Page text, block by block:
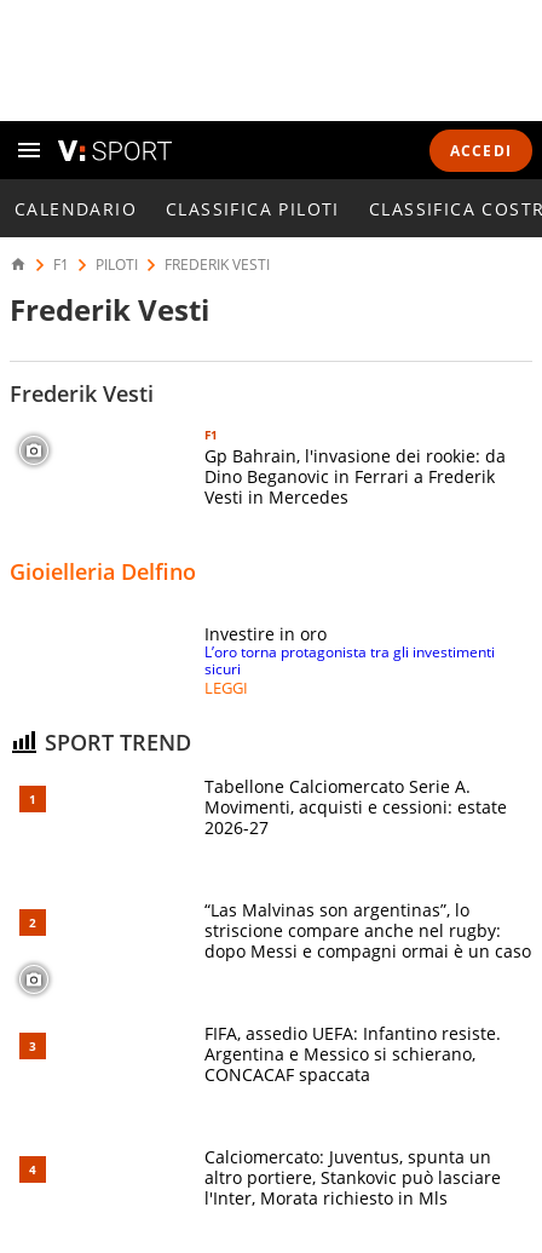
ACCEDI
CALENDARIO CLASSIFICA PILOTI CLASSIFICA
F1 PILOTI FREDERIK VESTI
Frederik Vesti
Frederik Vesti
F1
Gp Bahrain, l'invasione dei rookie: da
Dino Beganovic in Ferrari a Frederik
Vesti in Mercedes
Gioielleria Delfino
Investire in oro
L’oro torna protagonista tra gli investimenti
sicuri
LEGGI
SPORT TREND
Tabellone Calciomercato Serie A.
Movimenti, acquisti e cessioni: estate
2026-27
“Las Malvinas son argentinas”, lo
striscione compare anche nel rugby:
dopo Messi e compagni ormai è un caso
FIFA, assedio UEFA: Infantino resiste.
Argentina e Messico si schierano,
CONCACAF spaccata
Calciomercato: Juventus, spunta un
altro portiere, Stankovic può lasciare
l'Inter, Morata richiesto in Mls